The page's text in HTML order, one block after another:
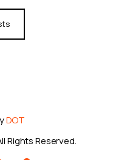
DOT
Rights Reserved.